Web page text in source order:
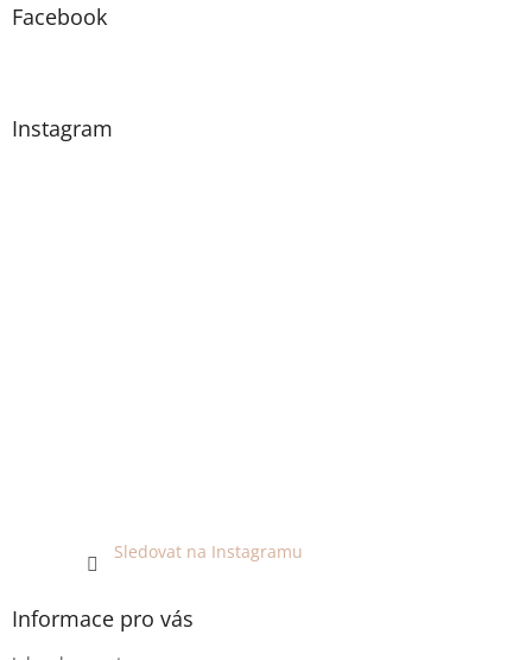
Facebook
Instagram
Sledovat na Instagramu
Informace pro vás